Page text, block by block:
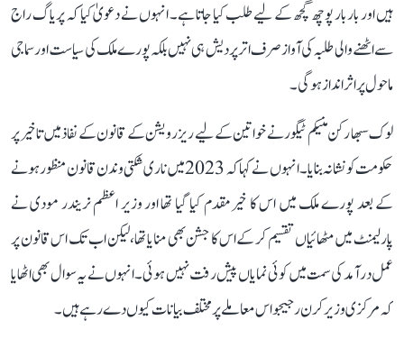
ہیں اور بار بار پوچھ گچھ کے لیے طلب کیا جاتا ہے۔ انہوں نے دعویٰ کیا کہ پریاگ راج
سے اٹھنے والی طلبہ کی آواز صرف اتر پردیش ہی نہیں بلکہ پورے ملک کی سیاست اور سماجی
ماحول پر اثر انداز ہوگی۔
لوک سبھا رکن منیکم ٹیگور نے خواتین کے لیے ریزرویشن کے قانون کے نفاذ میں تاخیر پر
حکومت کو نشانہ بنایا۔ انہوں نے کہا کہ 2023 میں ناری شکتی وندن قانون منظور ہونے
کے بعد پورے ملک میں اس کا خیرمقدم کیا گیا تھا اور وزیر اعظم نریندر مودی نے
پارلیمنٹ میں مٹھائیاں تقسیم کر کے اس کا جشن بھی منایا تھا، لیکن اب تک اس قانون پر
عمل درآمد کی سمت میں کوئی نمایاں پیش رفت نہیں ہوئی۔ انہوں نے یہ سوال بھی اٹھایا
کہ مرکزی وزیر کرن رجیجو اس معاملے پر مختلف بیانات کیوں دے رہے ہیں۔